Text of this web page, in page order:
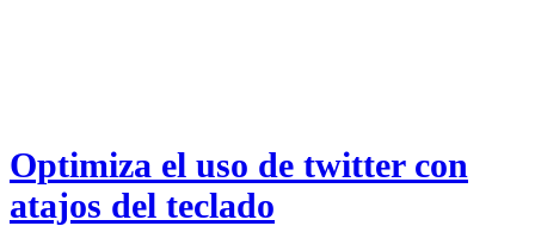
Optimiza el uso de twitter con
atajos del teclado